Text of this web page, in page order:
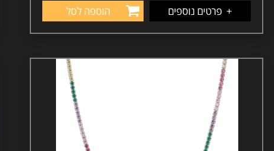
+ פרטים נוספים הוספה לסל